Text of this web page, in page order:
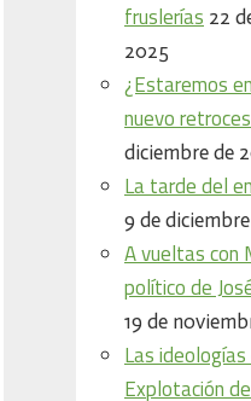
fruslerías 22
2025
¿Estaremos
nuevo
diciembre de
La tarde del
9 de
A vueltas con
político de
19 de
Las
Explotación